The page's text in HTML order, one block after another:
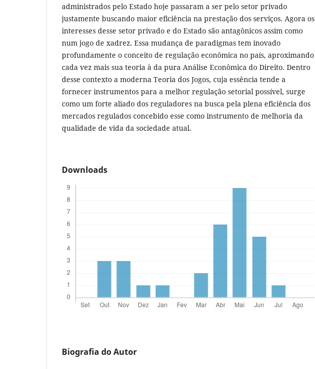
administrados pelo Estado hoje passaram a ser pelo setor privado
justamente buscando maior eficiência na prestação dos serviços. Agora os
interesses desse setor privado e do Estado são antagônicos assim como
num jogo de xadrez. Essa mudança de paradigmas tem inovado
profundamente o conceito de regulação econômica no país, aproximando
cada vez mais sua teoria à da pura Análise Econômica do Direito. Dentro
desse contexto a moderna Teoria dos Jogos, cuja essência tende a
fornecer instrumentos para a melhor regulação setorial possível, surge
como um forte aliado dos reguladores na busca pela plena eficiência dos
mercados regulados concebido esse como instrumento de melhoria da
qualidade de vida da sociedade atual.
Downloads
Biografia do Autor